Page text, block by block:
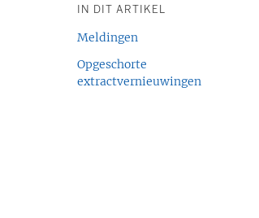
IN DIT ARTIKEL
Meldingen
Opgeschorte
extractvernieuwingen